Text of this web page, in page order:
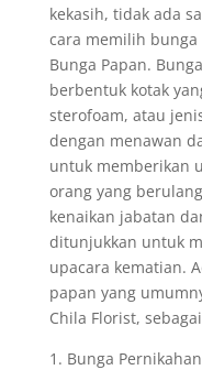
kekasih, tidak ada
cara memilih
Bunga Papan.
berbentuk kotak
sterofoam, atau
dengan menawan
untuk memberikan
orang yang
kenaikan jabatan
ditunjukkan untuk
upacara kematian.
papan yang
Chila Florist,
1. Bunga Pernikahan